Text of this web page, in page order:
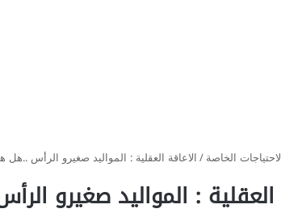
الخاصة/الاعاقة العقلية : المواليد صغيرو الرأس
العقلية : المواليد صغيرو